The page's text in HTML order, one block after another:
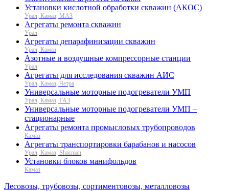
Установки кислотной обработки скважин (АКОС)
Урал, Камаз, МАЗ
Агрегаты ремонта скважин
Урал
Агрегаты депарафинизации скважин
Урал, Камаз
Азотные и воздушные компрессорные станции
Урал
Агрегаты для исследования скважин АИС
Урал, Камаз, Четра
Универсальные моторные подогреватели УМП
Урал, Камаз, ГАЗ
Универсальные моторные подогреватели УМП –
стационарные
Агрегаты ремонта промысловых трубопроводов
Камаз
Агрегаты транспортировки барабанов и насосов
Урал, Камаз, Shacman
Установки блоков манифольдов
Камаз
Лесовозы, трубовозы, сортиментовозы, металловозы